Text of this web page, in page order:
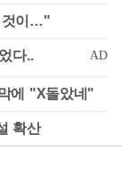
것이…"
에 "X돌았네"
확산